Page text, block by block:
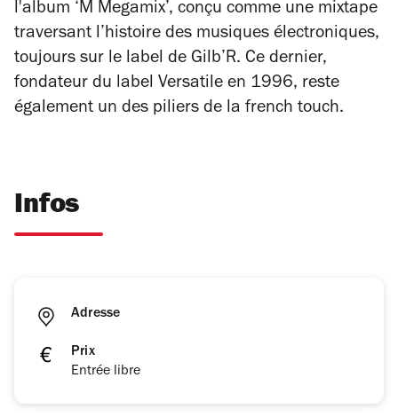
l'album ‘M Megamix’, conçu comme une mixtape
traversant l’histoire des musiques électroniques,
toujours sur le label de Gilb’R. Ce dernier,
fondateur du label Versatile en 1996, reste
également un des piliers de la french touch.
Infos
Adresse
Prix
Entrée libre